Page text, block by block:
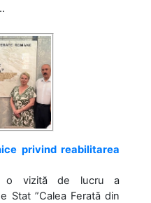
privind reabilitarea
o vizită de lucru a
Stat ”Calea Ferată din